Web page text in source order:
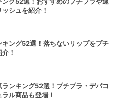
シュを紹介！
ング52選！落ちないリップをプチ
！
ンキング52選！プチプラ・デパコ
ル商品も登場！